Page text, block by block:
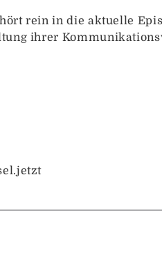
rein in die aktuelle
ihrer